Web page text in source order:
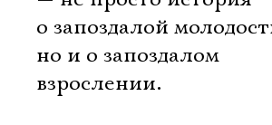
о запоздалой
но и о запоздалом
взрослении.